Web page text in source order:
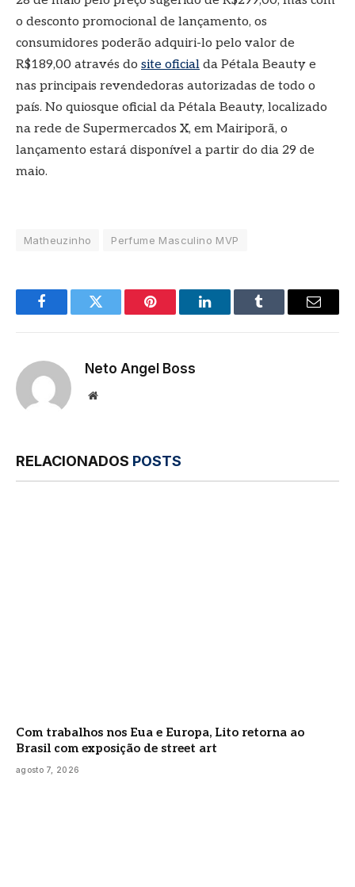
o desconto promocional de lançamento, os
consumidores poderão adquiri-lo pelo valor de
R$189,00 através do site oficial da Pétala Beauty e
nas principais revendedoras autorizadas de todo o
país. No quiosque oficial da Pétala Beauty, localizado
na rede de Supermercados X, em Mairiporã, o
lançamento estará disponível a partir do dia 29 de
maio.
Matheuzinho Perfume Masculino MVP
FacebookTwitter Pinterest LinkedInTumblr
E-
Neto Angel Boss
Site
RELACIONADOS POSTS
Com trabalhos nos Eua e Europa, Lito retorna ao
Brasil com exposição de street art
agosto 7, 2026